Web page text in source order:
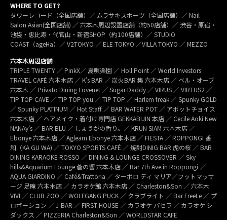
WHERE TO GET?
タワーレコード（全国店舗）／ ムラサキスポーツ（全国店舗）／ Nail
Salon Asian(全国店舗) ／ 六本木周辺設置店舗（約50店舗）／ 渋谷・原宿・
池袋・恵比寿・代官山・新宿SHOP（約100店舗）／ STUDIO
COAST（ageHa）／ V2TOKYO ／ ELE TOKYO ／VILLA TOKYO ／ MEZZO
六本木周辺店舗
TRIPLE TWENTY ／ PinkX／ 島唄楽園 ／ Holl Point ／ World Investors
TRAVEL CAFÉ 六本木店 ／ K’s BAR ／ 炭火BAR 集 六本木店 ／ ベル・オーブ
六本木 ／ Privato Dining Lovenet ／ Sugar Daddy ／ VIRUS ／ VIRTUS2 ／
TIP TOP CAVE ／ TIP TOP you ／ TIP TOP ／ Harlem freak ／ Spunky GOLD
／ Spunky PLATINUM ／ Hot Staff ／ BAR WATER POT ／ アボットチョイス
六本木店 ／ ヘアメイク・着付け専門店 GEKKABIJIN 本店 ／ Cecile Aoki New
NANAy’s ／ BAR BLU ／ しょうがの香り。／ KRUN SIAM 六本木店 ／
Ebonye 六本木店 ／ Agleam Ebonye 六本木店 ／ FIESTA ／ ROPPONGI 香
和（KA GU WA) ／ TOKYO SPORTS CAFÉ ／ 焼酎DINIG BAR 虎の桜 ／ BAR
DINING KARAOKE ROSSO ／ DINING & LOUNGE CROSSOVER ／ Sky
hills&Aquarium Lounge 蒼の響 六本木店 ／ Bar 7th Ave.in Roppongi ／
AQUA GIARDINO ／ Café&Trattoria ／ ターボロ ディ マリア／フットマッサ
ージ 足庵 六本木店 ／ カラオケ館 六本木店 ／ Charleston&Son ／ 六本木
VIVI ／ CLUB ZOO ／ WOLFGANG PUCK ／ クラブライト ／ Bar FreeLe ／ プ
ロポーション ／ J-BAR ／ FIRST HOUSE ／ カラオケ パセラ ／ カラオケ シ
ダックス ／ PIZZERIA Charleston&Son ／ WORLDSTAR CAFE